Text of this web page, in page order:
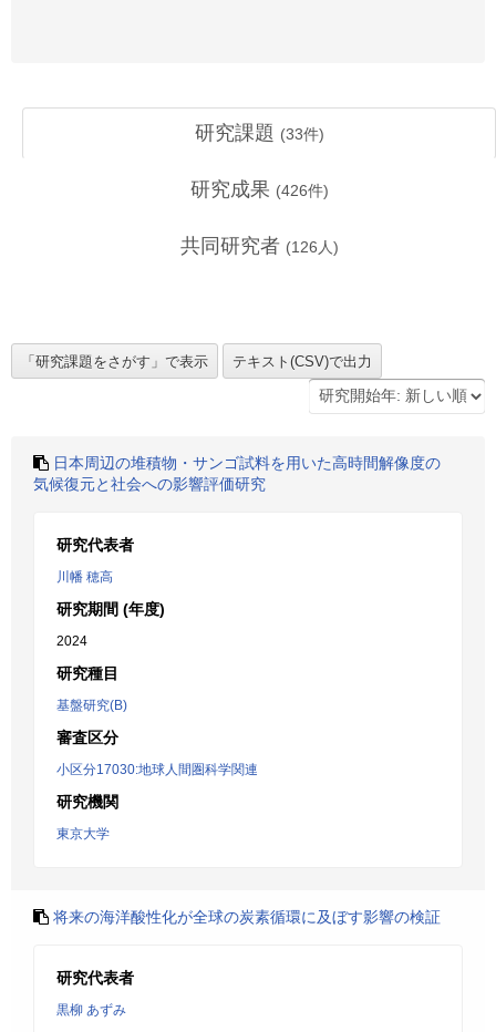
研究課題 (33件)
研究成果 (426件)
共同研究者 (126 人)
日本周辺の堆積物・サンゴ試料を用いた高時間解像度の
気候復元と社会への影響評価研究
研究代表者
川幡 穂高
研究期間 (年度)
2024
研究種目
基盤研究(B)
審査区分
小区分17030:地球人間圏科学関連
研究機関
東京大学
将来の海洋酸性化が全球の炭素循環に及ぼす影響の検証
研究代表者
黒柳 あずみ